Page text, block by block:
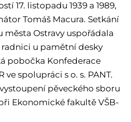
17. listopadu 1939 a 1989,
Tomáš Macura. Setkání
města Ostravy uspořádala
radnici u pamětní desky
pobočka Konfederace
spolupráci s o. s. PANT.
pěveckého sboru
Ekonomické fakultě VŠB-